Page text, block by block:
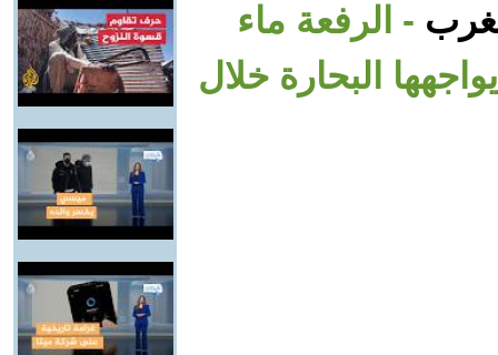
- الرفعة ماء
البحارة خلال